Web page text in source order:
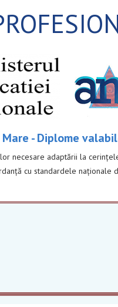
- Diplome
necesare adaptării la
cu standardele naționale